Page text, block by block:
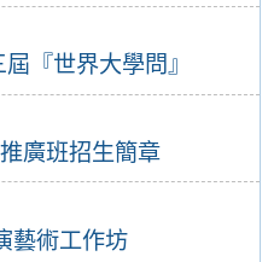
『世界大學問』
廣班招生簡章
藝術工作坊